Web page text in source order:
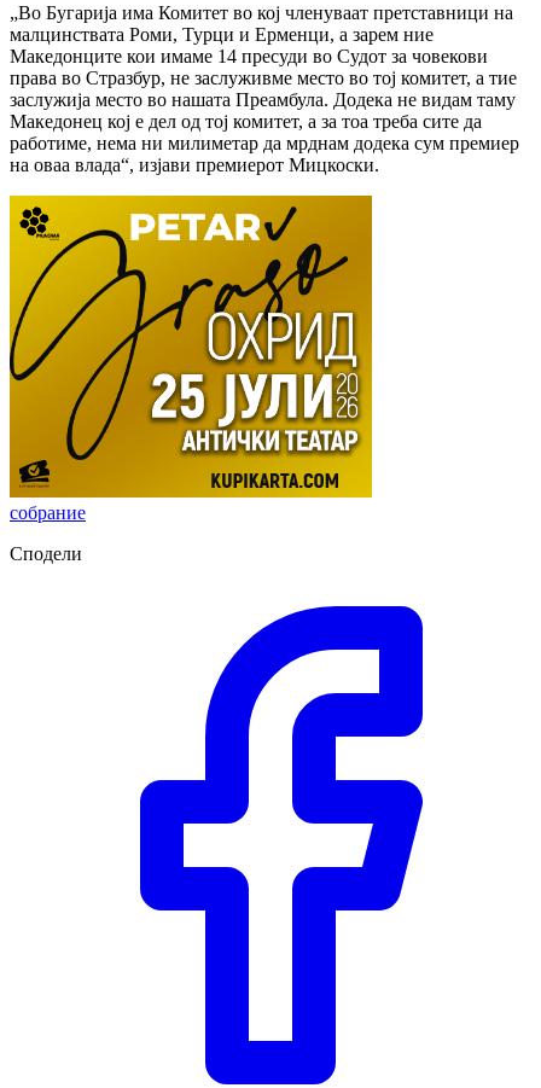
„Во Бугарија има Комитет во кој членуваат претставници на
малцинствата Роми, Турци и Ерменци, а зарем ние
Македонците кои имаме 14 пресуди во Судот за човекови
права во Стразбур, не заслуживме место во тој комитет, а тие
заслужија место во нашата Преамбула. Додека не видам таму
Македонец кој е дел од тој комитет, а за тоа треба сите да
работиме, нема ни милиметар да мрднам додека сум премиер
на оваа влада“, изјави премиерот Мицкоски.
собрание
Сподели